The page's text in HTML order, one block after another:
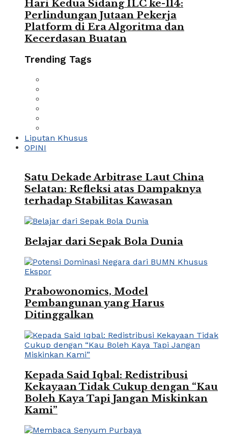
Hari Kedua Sidang ILC ke-114:
Perlindungan Jutaan Pekerja
Platform di Era Algoritma dan
Kecerdasan Buatan
Trending Tags
Liputan Khusus
OPINI
Satu Dekade Arbitrase Laut China
Selatan: Refleksi atas Dampaknya
terhadap Stabilitas Kawasan
Belajar dari Sepak Bola Dunia
Prabowonomics, Model
Pembangunan yang Harus
Ditinggalkan
Kepada Said Iqbal: Redistribusi
Kekayaan Tidak Cukup dengan “Kau
Boleh Kaya Tapi Jangan Miskinkan
Kami”